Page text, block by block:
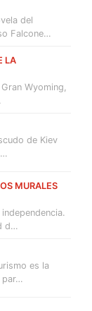
del
Falcone…
LA
Wyoming,
de Kiev
…
MURALES
d…
es la
par…